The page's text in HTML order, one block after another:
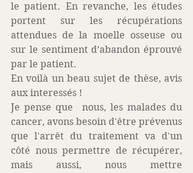
le patient. En revanche, les études
portent sur les récupérations
attendues de la moelle osseuse ou
sur le sentiment d’abandon éprouvé
par le patient.
En voilà un beau sujet de thèse, avis
aux interessés !
Je pense que  nous, les malades du
cancer, avons besoin d'être prévenus
que l'arrêt du traitement va d'un
côté nous permettre de récupérer,
mais aussi, nous mettre